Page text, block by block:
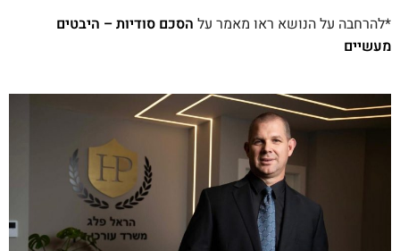
*להרחבה על הנושא ראו מאמר על הסכם סודיות – היבטים
מעשיים